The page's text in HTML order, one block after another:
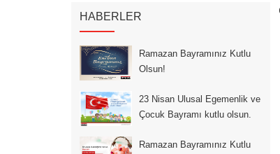
HABERLER
Ramazan Bayramınız Kutlu
Olsun!
23 Nisan Ulusal Egemenlik ve
Çocuk Bayramı kutlu olsun.
Ramazan Bayramınız Kutlu